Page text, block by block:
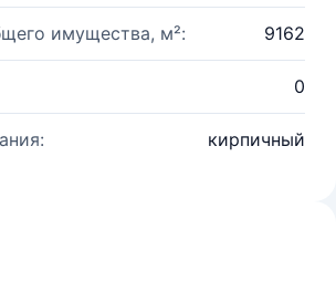
имущества, м²: 9162
0
кирпичный